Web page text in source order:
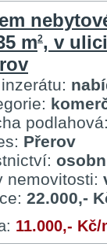
m2, v
Přerov
nemovitosti:
22.000,-
11.000,-